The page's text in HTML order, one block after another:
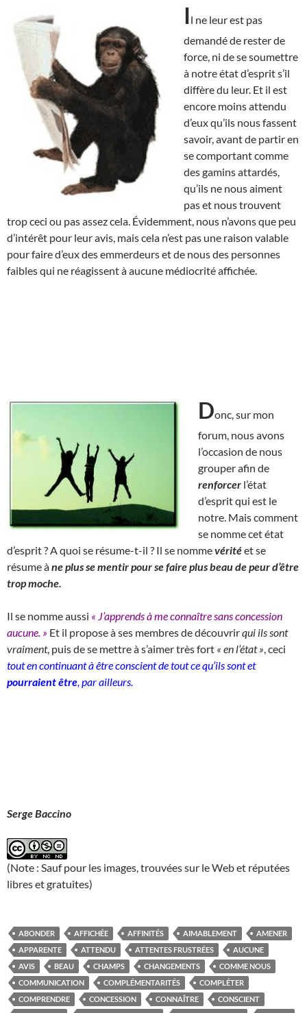
Il ne leur est pas
demandé de rester de
force, ni de se soumettre
à notre état d’esprit s’il
diffère du leur. Et il est
encore moins attendu
d’eux qu’ils nous fassent
savoir, avant de partir en
se comportant comme
des gamins attardés,
qu’ils ne nous aiment
pas et nous trouvent
trop ceci ou pas assez cela. Évidemment, nous n’avons que peu
d’intérêt pour leur avis, mais cela n’est pas une raison valable
pour faire d’eux des emmerdeurs et de nous des personnes
faibles qui ne réagissent à aucune médiocrité affichée.
Donc, sur mon
forum, nous avons
l’occasion de nous
grouper afin de
renforcer l’état
d’esprit qui est le
notre. Mais comment
se nomme cet état
d’esprit ? A quoi se résume-t-il ? Il se nommevéritéet se
résume àne plus se mentir pour se faire plus beau de peur d’être
trop moche.
Il se nomme aussi « J’apprends à me connaître sans concession
aucune. » Et il propose à ses membres de découvrirqui ils sont
vraiment, puis de se mettre à s’aimer très fort « en l’état » , ceci
tout en continuant à être conscient de tout ce qu’ils sont et
pourraient être , par ailleurs.
Serge Baccino
(Note : Sauf pour les images, trouvées sur le Web et réputées
libres et gratuites)
ABONDER AFFICHÉE AFFINITÉS AIMABLEMENT
AMENER
APPARENTE
ATTENDU ATTENTES FRUSTRÉES
AUCUNE
AVIS
BEAU CHAMPS CHANGEMENTS
COMME NOUS
COMMUNICATION
COMPLÉMENTARITÉS
COMPLÉTER
COMPRENDRE
CONCESSION CONNAÎTRE
CONSCIENT